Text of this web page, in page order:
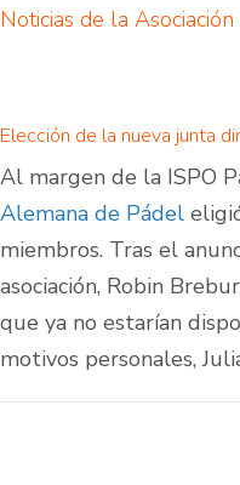
Noticias de la
Al margen de la ISPO
Alemana de Pádel
miembros. Tras el
asociación, Robin
que ya no estarían
motivos personales,